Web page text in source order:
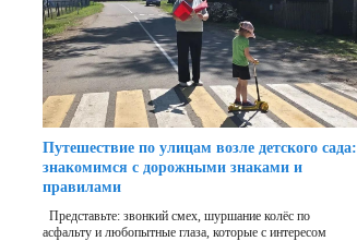
Путешествие по улицам возле детского сада:
знакомимся с дорожными знаками и
правилами
Представьте: звонкий смех, шуршание колёс по
асфальту и любопытные глаза, которые с интересом